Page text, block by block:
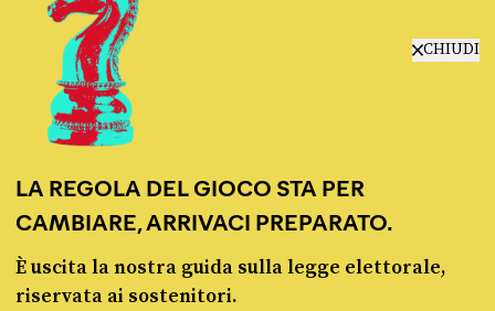
CHIUDI
LA REGOLA DEL GIOCO STA PER
CAMBIARE, ARRIVACI PREPARATO.
È uscita la nostra guida sulla legge elettorale,
riservata ai sostenitori.© Pagella Politica 2012 - 2026